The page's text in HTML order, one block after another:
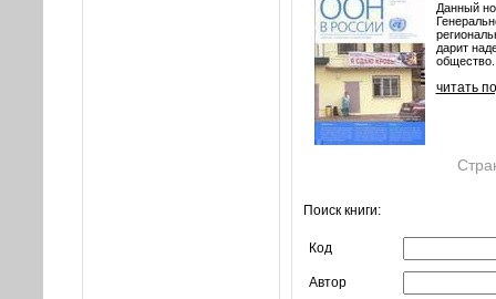
Данный
дарит
читать
Поиск книги:
Код
Автор